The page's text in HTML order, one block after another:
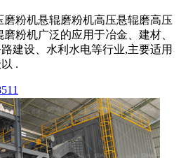
粉机悬辊磨粉机高压悬辊磨高压
粉机广泛的应用于冶金、建材、
建设、水利水电等行业,主要适用
.